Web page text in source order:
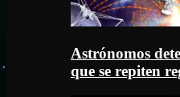
Astrónomos
que se repiten